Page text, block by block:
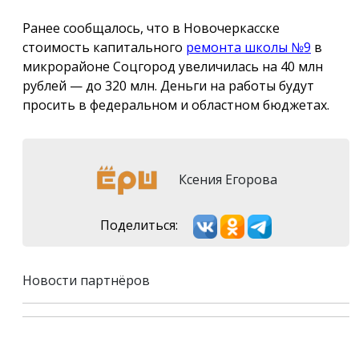
Ранее сообщалось, что в Новочеркасске
стоимость капитального ремонта школы №9 в
микрорайоне Соцгород увеличилась на 40 млн
рублей — до 320 млн. Деньги на работы будут
просить в федеральном и областном бюджетах.
Ксения Егорова
Поделиться:
Новости партнёров